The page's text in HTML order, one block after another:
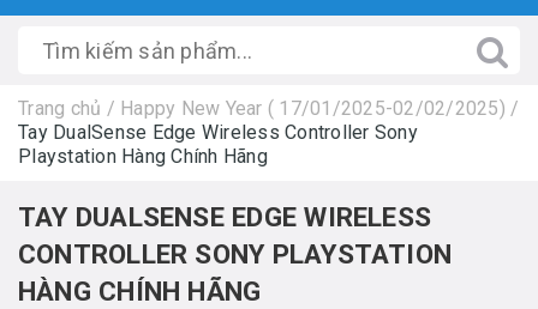
Trang chủ / Happy New Year ( 17/01/2025-02/02/2025) /
Tay DualSense Edge Wireless Controller Sony
Playstation Hàng Chính Hãng
TAY DUALSENSE EDGE WIRELESS
CONTROLLER SONY PLAYSTATION
HÀNG CHÍNH HÃNG